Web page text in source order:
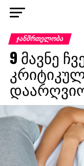
ᲯᲐᲜᲛᲠᲗᲔᲚᲝᲑᲐ
9 მავნე